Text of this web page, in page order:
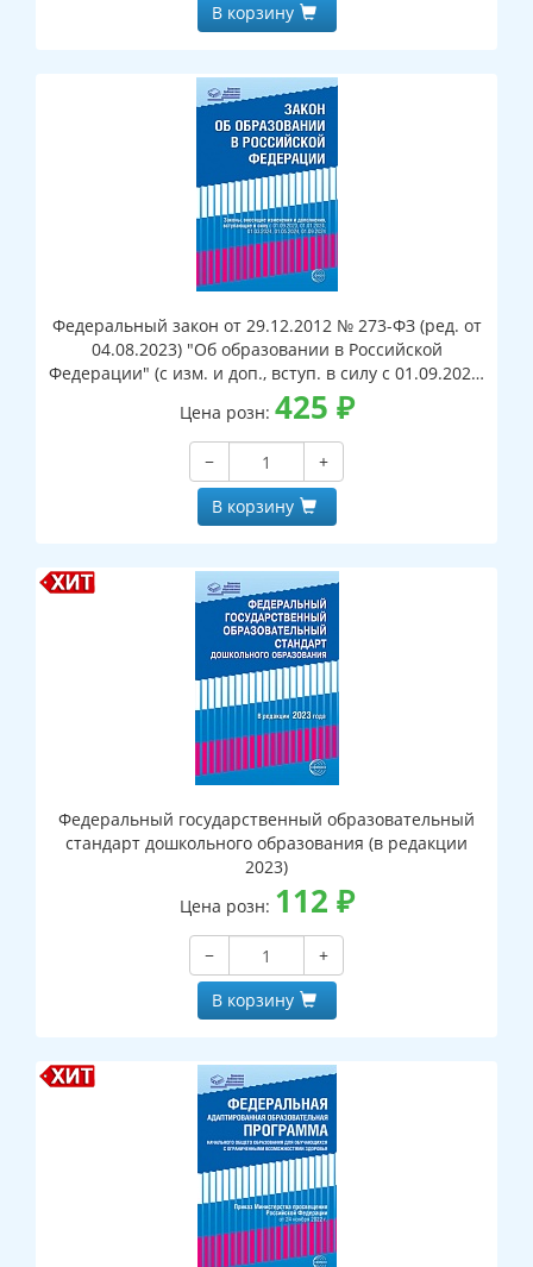
В корзину
Федеральный закон от 29.12.2012 № 273-ФЗ (ред. от
04.08.2023) "Об образовании в Российской
Федерации" (с изм. и доп., вступ. в силу с 01.09.2023,
01.01.2024, 01.03.2024, 01.09.2024)
Цена розн: 425 ₽
−
+
В корзину
Федеральный государственный образовательный
стандарт дошкольного образования (в редакции
2023)
Цена розн: 112 ₽
−
+
В корзину